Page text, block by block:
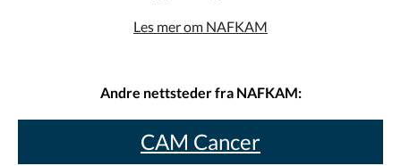
Les mer om NAFKAM
Andre nettsteder fra NAFKAM:
CAM Cancer